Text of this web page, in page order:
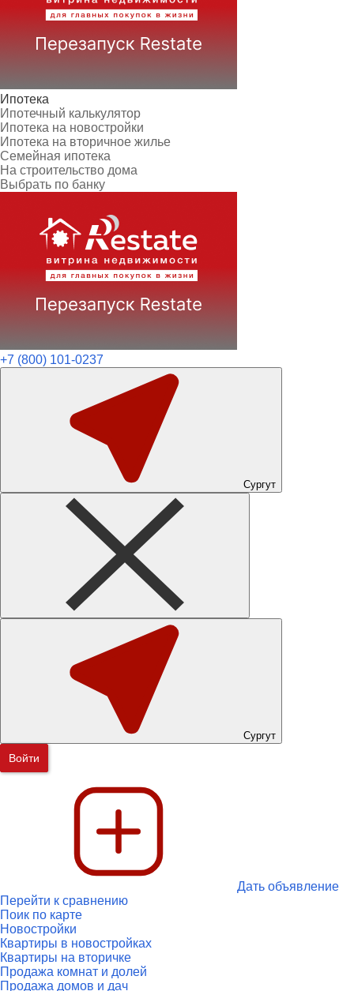
Ипотека
Ипотечный калькулятор
Ипотека на новостройки
Ипотека на вторичное жилье
Семейная ипотека
На строительство дома
Выбрать по банку
+7 (800) 101-0237
Сургут
Сургут
Войти
Дать объявление
Перейти к сравнению
Поик по карте
Новостройки
Квартиры в новостройках
Квартиры на вторичке
Продажа комнат и долей
Продажа домов и дач